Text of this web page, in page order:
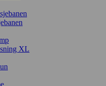
XL